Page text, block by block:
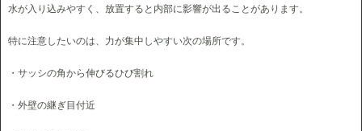
水が入り込みやすく、放置すると内部に影響が出ることがあります。
特に注意したいのは、力が集中しやすい次の場所です。
・サッシの角から伸びるひび割れ
・外壁の継ぎ目付近